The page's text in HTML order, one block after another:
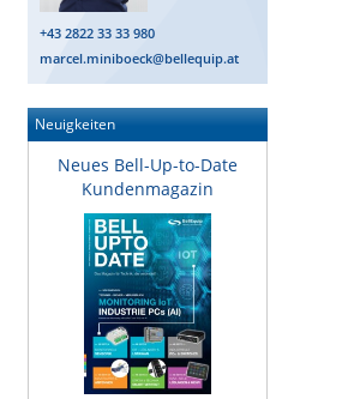
+43 2822 33 33 980
marcel.miniboeck@bellequip.at
Neuigkeiten
Neues Bell-Up-to-Date
Kundenmagazin